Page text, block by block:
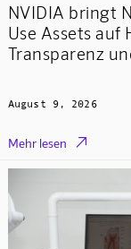
NVIDIA bringt
Use Assets auf
Transparenz
August 9, 2026
Mehr lesen 